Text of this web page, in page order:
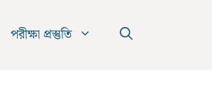
পরীক্ষা প্রস্তুতি